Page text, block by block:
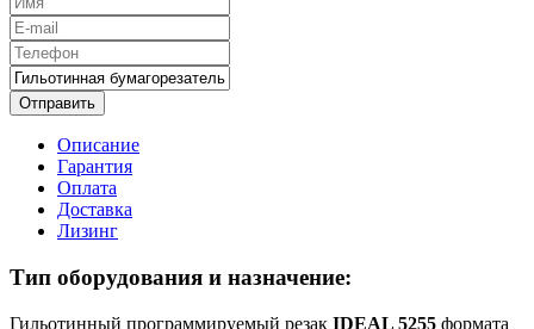
Отправить
Описание
Гарантия
Оплата
Доставка
Лизинг
Тип оборудования и назначение:
Гильотинный программируемый резак IDEAL 5255 формата